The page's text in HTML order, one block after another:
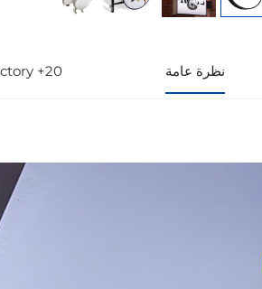
نظرة عامة 20+ Years Source factory